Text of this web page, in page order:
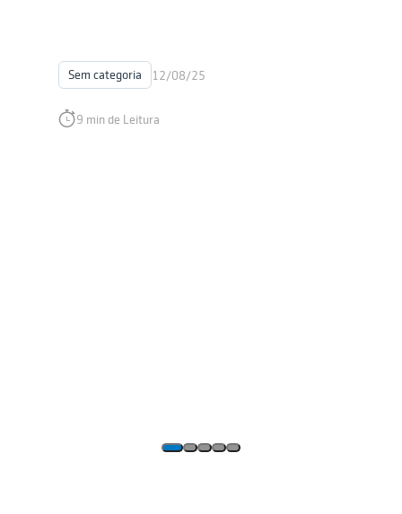
Sem categoria 12/08/25
9 min de Leitura